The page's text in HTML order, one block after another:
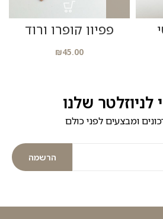
פפיון קופרו ורוד
₪45.00
שלנו
ומבצעים לפני כולם
הרשמה